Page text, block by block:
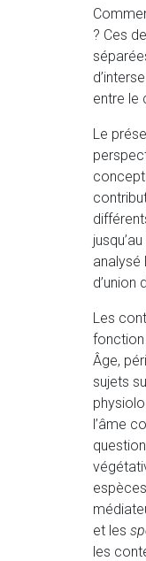
? Ces
entre le
Le
jusqu’au
analysé
d’union
Les
fonction
Âge,
sujets
l’âme
et les
les